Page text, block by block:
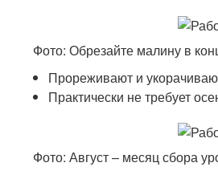
Фото: Обрезайте малину в
Прореживают и
Практически не требует
Фото: Август – месяц сбора